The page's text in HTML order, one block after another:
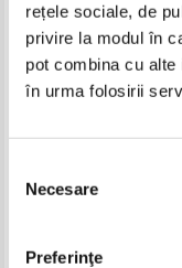
rețele sociale, de
privire la modul în
pot combina cu
în urma folosirii
consimțământului
Necesare
Preferinţe
C. Constantinescu -
Drama istorica in cinci
Pret:45,00Lei 29,25
Adaugă în coș